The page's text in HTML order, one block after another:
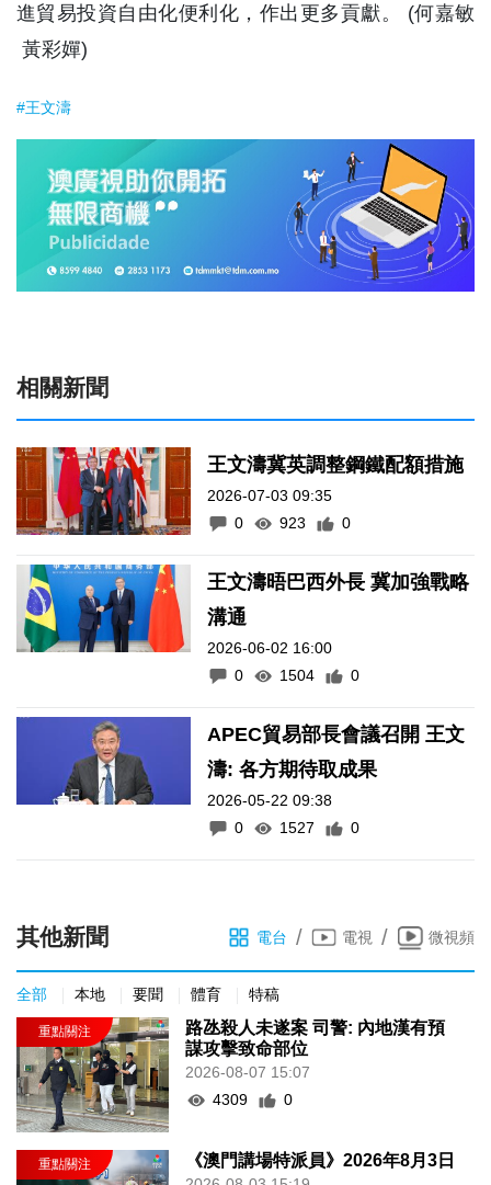
進貿易投資自由化便利化，作出更多貢獻。 (何嘉敏
黃彩嬋)
#王文濤
相關新聞
王文濤冀英調整鋼鐵配額措施
2026-07-03 09:35
0
923 0
王文濤晤巴西外長 冀加強戰略
溝通
2026-06-02 16:00
0
1504 0
APEC貿易部長會議召開 王文
濤: 各方期待取成果
2026-05-22 09:38
0
1527 0
其他新聞 電台 / 電視 / 微視頻
全部 本地 要聞 體育 特稿
路氹殺人未遂案 司警: 內地漢有預
謀攻擊致命部位
2026-08-07 15:07
4309
0
《澳門講場特派員》2026年8月3日